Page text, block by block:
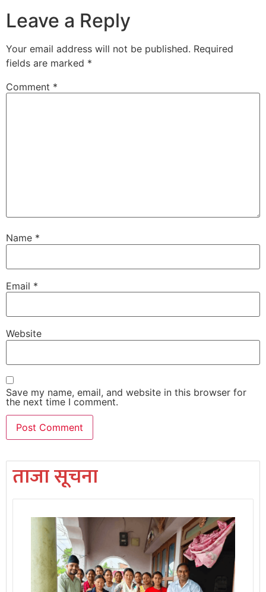
Leave a Reply
Your email address will not be published. Required
fields are marked *
Comment *
Name *
Email *
Website
Save my name, email, and website in this browser for
the next time I comment.
ताजा सूचना